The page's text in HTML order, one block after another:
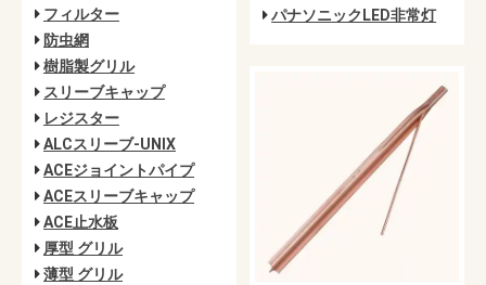
フィルター
防虫網
樹脂製グリル
スリーブキャップ
レジスター
ALCスリーブ-UNIX
ACEジョイントパイプ
ACEスリーブキャップ
ACE止水板
厚型 グリル
薄型 グリル
パナソニックLED非常灯